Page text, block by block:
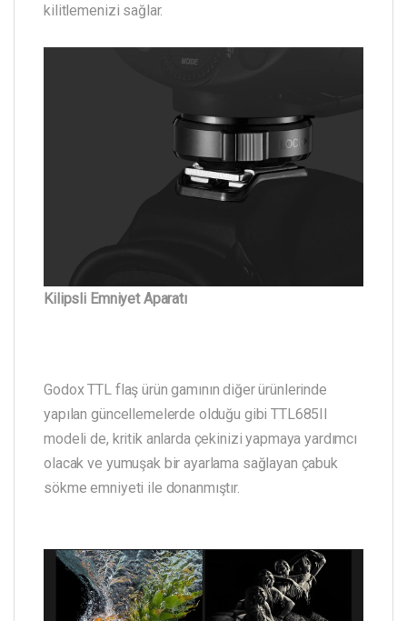
kilitlemenizi sağlar.
Kilipsli Emniyet Aparatı
Godox TTL flaş ürün gamının diğer ürünlerinde
yapılan güncellemelerde olduğu gibi TTL685II
modeli de, kritik anlarda çekinizi yapmaya yardımcı
olacak ve yumuşak bir ayarlama sağlayan çabuk
sökme emniyeti ile donanmıştır.